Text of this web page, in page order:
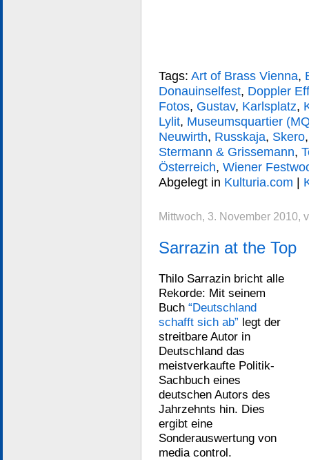
Tags: Art of Brass Vienna,
Donauinselfest, Doppler
Fotos, Gustav, Karlsplatz,
Lylit, Museumsquartier
Neuwirth, Russkaja, Skero
Stermann & Grissemann,
Österreich, Wiener
Abgelegt in Kulturia.com |
Mittwoch, 3. November 2010,
Sarrazin at the Top
Thilo Sarrazin bricht alle
Rekorde: Mit seinem
Buch “Deutschland
schafft sich ab” legt der
streitbare Autor in
Deutschland das
meistverkaufte Politik-
Sachbuch eines
deutschen Autors des
Jahrzehnts hin. Dies
ergibt eine
Sonderauswertung von
media control.